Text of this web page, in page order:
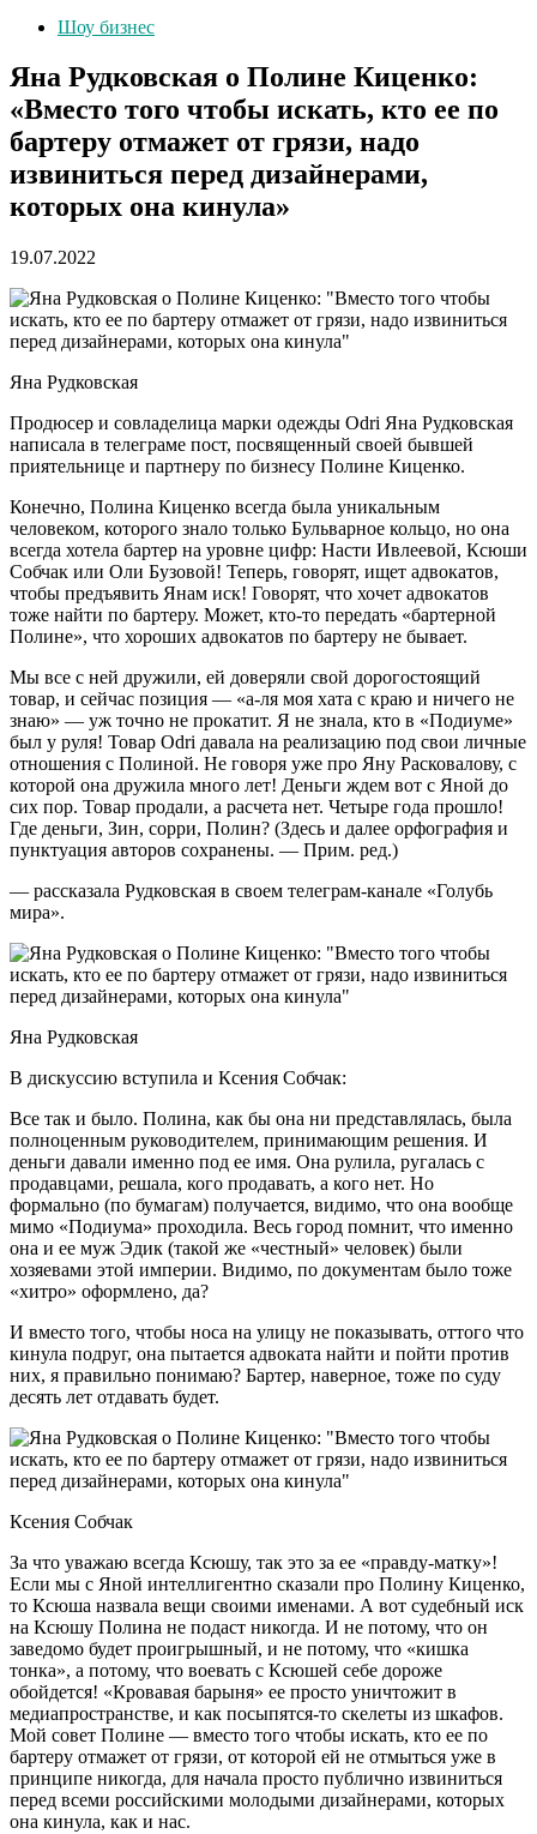
Шоу бизнес
Яна Рудковская о Полине Киценко:
«Вместо того чтобы искать, кто ее по
бартеру отмажет от грязи, надо
извиниться перед дизайнерами,
которых она кинула»
19.07.2022
Яна Рудковская
Продюсер и совладелица марки одежды Odri Яна Рудковская
написала в телеграме пост, посвященный своей бывшей
приятельнице и партнеру по бизнесу Полине Киценко.
Конечно, Полина Киценко всегда была уникальным
человеком, которого знало только Бульварное кольцо, но она
всегда хотела бартер на уровне цифр: Насти Ивлеевой, Ксюши
Собчак или Оли Бузовой! Теперь, говорят, ищет адвокатов,
чтобы предъявить Янам иск! Говорят, что хочет адвокатов
тоже найти по бартеру. Может, кто-то передать «бартерной
Полине», что хороших адвокатов по бартеру не бывает.
Мы все с ней дружили, ей доверяли свой дорогостоящий
товар, и сейчас позиция — «а-ля моя хата с краю и ничего не
знаю» — уж точно не прокатит. Я не знала, кто в «Подиуме»
был у руля! Товар Оdri давала на реализацию под свои личные
отношения с Полиной. Не говоря уже про Яну Расковалову, с
которой она дружила много лет! Деньги ждем вот с Яной до
сих пор. Товар продали, а расчета нет. Четыре года прошло!
Где деньги, Зин, сорри, Полин? (Здесь и далее орфография и
пунктуация авторов сохранены. — Прим. ред.)
— рассказала Рудковская в своем телеграм-канале «Голубь
мира».
Яна Рудковская
В дискуссию вступила и Ксения Собчак:
Все так и было. Полина, как бы она ни представлялась, была
полноценным руководителем, принимающим решения. И
деньги давали именно под ее имя. Она рулила, ругалась с
продавцами, решала, кого продавать, а кого нет. Но
формально (по бумагам) получается, видимо, что она вообще
мимо «Подиума» проходила. Весь город помнит, что именно
она и ее муж Эдик (такой же «честный» человек) были
хозяевами этой империи. Видимо, по документам было тоже
«хитро» оформлено, да?
И вместо того, чтобы носа на улицу не показывать, оттого что
кинула подруг, она пытается адвоката найти и пойти против
них, я правильно понимаю? Бартер, наверное, тоже по суду
десять лет отдавать будет.
Ксения Собчак
За что уважаю всегда Ксюшу, так это за ее «правду-матку»!
Если мы с Яной интеллигентно сказали про Полину Киценко,
то Ксюша назвала вещи своими именами. А вот судебный иск
на Ксюшу Полина не подаст никогда. И не потому, что он
заведомо будет проигрышный, и не потому, что «кишка
тонка», а потому, что воевать с Ксюшей себе дороже
обойдется! «Кровавая барыня» ее просто уничтожит в
медиапространстве, и как посыпятся-то скелеты из шкафов.
Мой совет Полине — вместо того чтобы искать, кто ее по
бартеру отмажет от грязи, от которой ей не отмыться уже в
принципе никогда, для начала просто публично извиниться
перед всеми российскими молодыми дизайнерами, которых
она кинула, как и нас.